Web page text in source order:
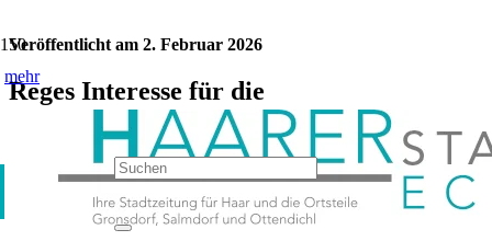
mehr
Veröffentlicht am 2. Februar 2026
Reges Interesse für die
Bürgerversammlung
keine Kategorie